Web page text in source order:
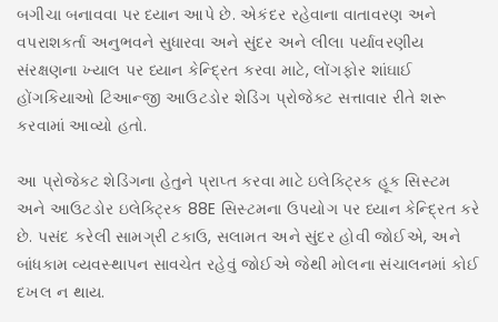
બગીચા બનાવવા પર ધ્યાન આપે છે. એકંદર રહેવાના વાતાવરણ અને
વપરાશકર્તા અનુભવને સુધારવા અને સુંદર અને લીલા પર્યાવરણીય
સંરક્ષણના ખ્યાલ પર ધ્યાન કેન્દ્રિત કરવા માટે, લોંગફોર શાંઘાઈ
હોંગકિયાઓ ટિઆન્જી આઉટડોર શેડિંગ પ્રોજેક્ટ સત્તાવાર રીતે શરૂ
કરવામાં આવ્યો હતો.
આ પ્રોજેક્ટ શેડિંગના હેતુને પ્રાપ્ત કરવા માટે ઇલેક્ટ્રિક હૂક સિસ્ટમ
અને આઉટડોર ઇલેક્ટ્રિક 88E સિસ્ટમના ઉપયોગ પર ધ્યાન કેન્દ્રિત કરે
છે. પસંદ કરેલી સામગ્રી ટકાઉ, સલામત અને સુંદર હોવી જોઈએ, અને
બાંધકામ વ્યવસ્થાપન સાવચેત રહેવું જોઈએ જેથી મોલના સંચાલનમાં કોઈ
દખલ ન થાય.